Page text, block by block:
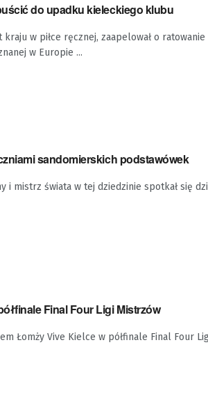
do upadku kieleckiego klubu
w piłce ręcznej, zaapelował o
w Europie ...
spotkał się z uczniami sandomierskich podstawówek
i mistrz świata w tej dziedzinie spotkał się
Final Four Ligi Mistrzów
Łomży Vive Kielce w półfinale Final Four